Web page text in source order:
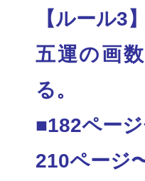
【ルール3】
五運の画
る。
■182ページ
210ページ